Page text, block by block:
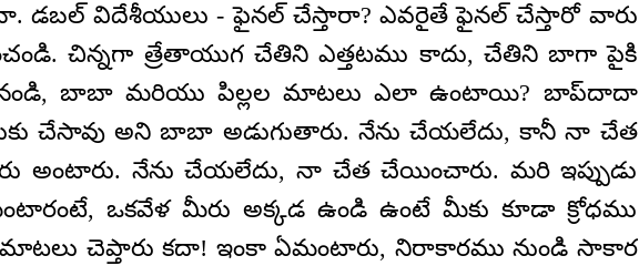
డబల్ విదేశీయులు - ఫైనల్ చేస్తారా? ఎవరైతే ఫైనల్ చేస్తారో వారు
చిన్నగా త్రేతాయుగ చేతిని ఎత్తటము కాదు, చేతిని బాగా పైకి
బాబా మరియు పిల్లల మాటలు ఎలా ఉంటాయి? బాప్‌దాదా
చేసావు అని బాబా అడుగుతారు. నేను చేయలేదు, కానీ నా చేత
అంటారు. నేను చేయలేదు, నా చేత చేయించారు. మరి ఇప్పుడు
ఒకవేళ మీరు అక్కడ ఉండి ఉంటే మీకు కూడా క్రోధము
చెప్తారు కదా! ఇంకా ఏమంటారు, నిరాకారము నుండి సాకార